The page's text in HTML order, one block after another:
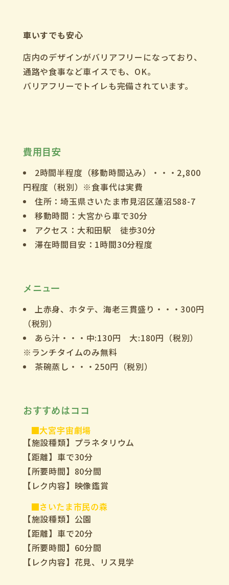
車いすでも安心
店内のデザインがバリアフリーになっており、
通路や食事など車イスでも、OK。
バリアフリーでトイレも完備されています。
費用目安
2時間半程度（移動時間込み）・・・2,800
円程度（税別）※食事代は実費
住所：埼玉県さいたま市見沼区蓮沼588-7
移動時間：大宮から車で30分
アクセス：大和田駅 徒歩30分
滞在時間目安：1時間30分程度
メニュー
上赤身、ホタテ、海老三貫盛り・・・300円
（税別）
あら汁・・・中:130円 大:180円（税別）
※ランチタイムのみ無料
茶碗蒸し・・・250円（税別）
おすすめはココ
■大宮宇宙劇場
【施設種類】プラネタリウム
【距離】車で30分
【所要時間】80分間
【レク内容】映像鑑賞
■さいたま市民の森
【施設種類】公園
【距離】車で20分
【所要時間】60分間
【レク内容】花見、リス見学